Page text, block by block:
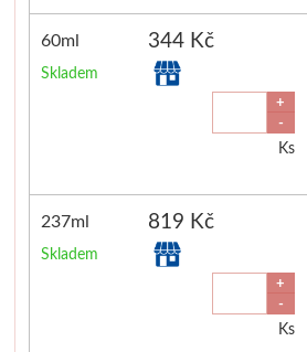
60ml 344 Kč
Skladem
+
-
Ks
237ml 819 Kč
Skladem
+
-
Ks